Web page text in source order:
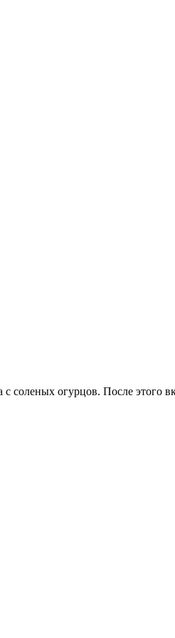
соленых огурцов. После